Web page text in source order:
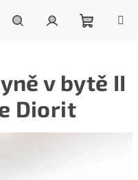
košík
v bytě II
Diorit